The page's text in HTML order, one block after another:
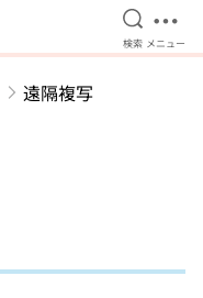
検索を
検索 メ
メニュー
遠隔複写